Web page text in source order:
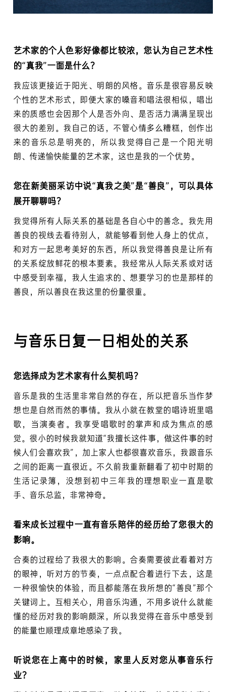
艺术家的个人色彩好像都比较浓，您认为自己艺术性
的“真我”一面是什么？
我应该更接近于阳光、明朗的风格。音乐是很容易反映
个性的艺术形式，即便大家的嗓音和唱法很相似，唱出
来的质感也会因那个人是否外向、是否活力满满呈现出
很大的差别。我自己的话，不管心情多么糟糕，创作出
来的音乐总是明亮的，所以我觉得自己是一个阳光明
朗、传递愉快能量的艺术家，这也是我的一个优势。
您在新美丽采访中说“真我之美”是“善良”，可以具体
展开聊聊吗？
我觉得所有人际关系的基础是各自心中的善念。我先用
善良的视线去看待别人，就能够看到他人身上的优点，
和对方一起思考美好的东西，所以我觉得善良是让所有
的关系绽放鲜花的根本要素。我经常从人际关系或对话
中感受到幸福，我人生追求的、想要学习的也是那样的
善良，所以善良在我这里的份量很重。
与音乐日复一日相处的关系
您选择成为艺术家有什么契机吗？
音乐是我的生活里非常自然的存在，所以把音乐当作梦
想也是自然而然的事情。我从小就在教堂的唱诗班里唱
歌，当演奏者。我享受唱歌时的掌声和成为焦点的感
觉。很小的时候我就知道“我擅长这件事，做这件事的时
候人们会喜欢我”，加上家人也都很喜欢音乐，我跟音乐
之间的距离一直很近。不久前我重新翻看了初中时期的
生活记录簿，没想到初中三年我的理想职业一直是歌
手、音乐总监，非常神奇。
看来成长过程中一直有音乐陪伴的经历给了您很大的
影响。
合奏的过程给了我很大的影响。合奏需要彼此看着对方
的眼神，听对方的节奏，一点点配合着进行下去，这是
一种很愉快的体验，而且都能落在我所想的“善良”那个
关键词上。互相关心，用音乐沟通，不用多说什么就能
懂的经历对我的影响颇深，所以我觉得在音乐中感受到
的能量也顺理成章地感染了我。
听说您在上高中的时候，家里人反对您从事音乐行
业？